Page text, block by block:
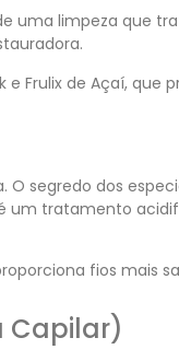
uma limpeza que
.
Frulix de Açaí, que
O segredo dos
um tratamento
fios mais
Capilar)